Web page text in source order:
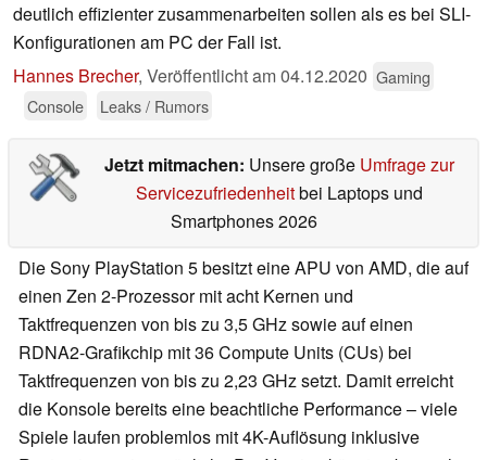
deutlich effizienter zusammenarbeiten sollen als es bei SLI-
Konfigurationen am PC der Fall ist.
Hannes Brecher, Veröffentlicht am04.12.2020 Gaming
Console
Leaks / Rumors
Jetzt mitmachen: Unsere große Umfrage zur
Servicezufriedenheitbei Laptops und
Smartphones 2026
Die Sony PlayStation 5 besitzt eine APU von AMD, die auf
einen Zen 2-Prozessor mit acht Kernen und
Taktfrequenzen von bis zu 3,5 GHz sowie auf einen
RDNA2-Grafikchip mit 36 Compute Units (CUs) bei
Taktfrequenzen von bis zu 2,23 GHz setzt. Damit erreicht
die Konsole bereits eine beachtliche Performance – viele
Spiele laufen problemlos mit 4K-Auflösung inklusive